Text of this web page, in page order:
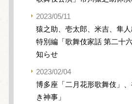
2023/05/11
猿之助、壱太郎、米吉、隼
特別編「歌舞伎家話 第二十
知らせ
2023/02/04
博多座「二月花形歌舞伎」
き神事」